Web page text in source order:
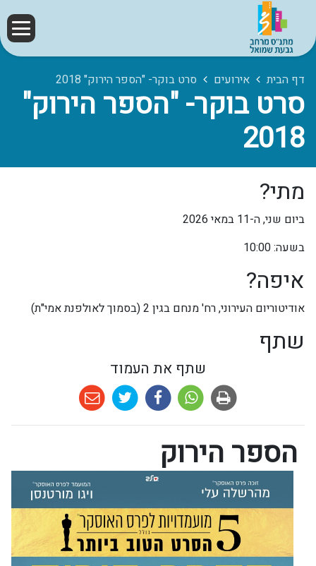
דף הבית אירועים סרט בוקר- "הספר הירוק" 2018
סרט בוקר- "הספר הירוק"
2018
מתי?
ביום שני, ה-11 במאי 2026
בשעה: 10:00
איפה?
אודיטוריום העירוני, רח' מנחם בגין 2 (בסמוך לאולפנת אמי"ת)
שתף
שתף את העמוד
הספר הירוק